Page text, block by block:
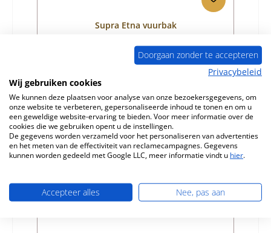
Supra Etna vuurbak
Productnummer:01058432
Normale prijs:
€ 117,24
Levertijd ca. 7-8 weken
Details
Nog 1 op voorraad!
Doorgaan zonder te accepteren
Privacybeleid
Wij gebruiken cookies
We kunnen deze plaatsen voor analyse van onze bezoekersgegevens, om
onze website te verbeteren, gepersonaliseerde inhoud te tonen en om u
een geweldige website-ervaring te bieden. Voor meer informatie over de
cookies die we gebruiken opent u de instellingen.
De gegevens worden verzameld voor het personaliseren van advertenties
en het meten van de effectiviteit van reclamecampagnes. Gegevens
kunnen worden gedeeld met Google LLC, meer informatie vindt u hier.
Accepteer alles Nee, pas aan